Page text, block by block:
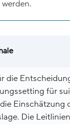
die
für
Einschätzung
Die